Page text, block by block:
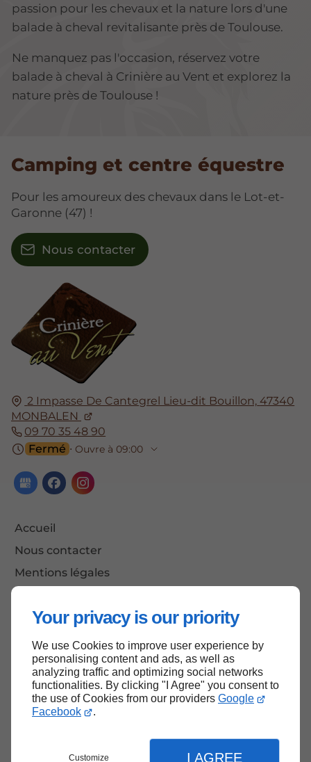
Your privacy is our priority
We use Cookies to improve user experience by
personalising content and ads, as well as
analyzing traffic and optimizing social networks
functionalities. By clicking "I Agree" you consent to
the use of Cookies from our providers Google
Facebook
.
Customize I AGREE
passion pour les chevaux et la nature lors d'une
balade à cheval revitalisante près de Toulouse.
Ne manquez pas l'occasion, réservez votre
balade à cheval à Crinière au Vent et explorez la
nature près de Toulouse !
2 Impasse De Cantegrel Lieu-dit Bouillon, 47340
MONBALEN
09 70 35 48 90
Fermé ⋅ Ouvre à 09:00
Accueil
Nous contacter
Mentions légales
Camping et centre équestre
Pour les amoureux des chevaux dans le Lot-et-
Garonne (47) !
Nous contacter
Haut de page